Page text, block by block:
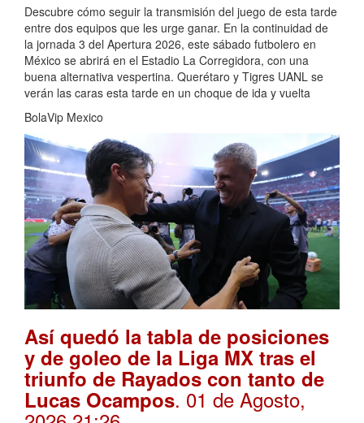
Descubre cómo seguir la transmisión del juego de esta tarde
entre dos equipos que les urge ganar. En la continuidad de
la jornada 3 del Apertura 2026, este sábado futbolero en
México se abrirá en el Estadio La Corregidora, con una
buena alternativa vespertina. Querétaro y Tigres UANL se
verán las caras esta tarde en un choque de ida y vuelta
BolaVip Mexico
Así quedó la tabla de posiciones
y de goleo de la Liga MX tras el
triunfo de Rayados con tanto de
Lucas Ocampos. 01 de Agosto,